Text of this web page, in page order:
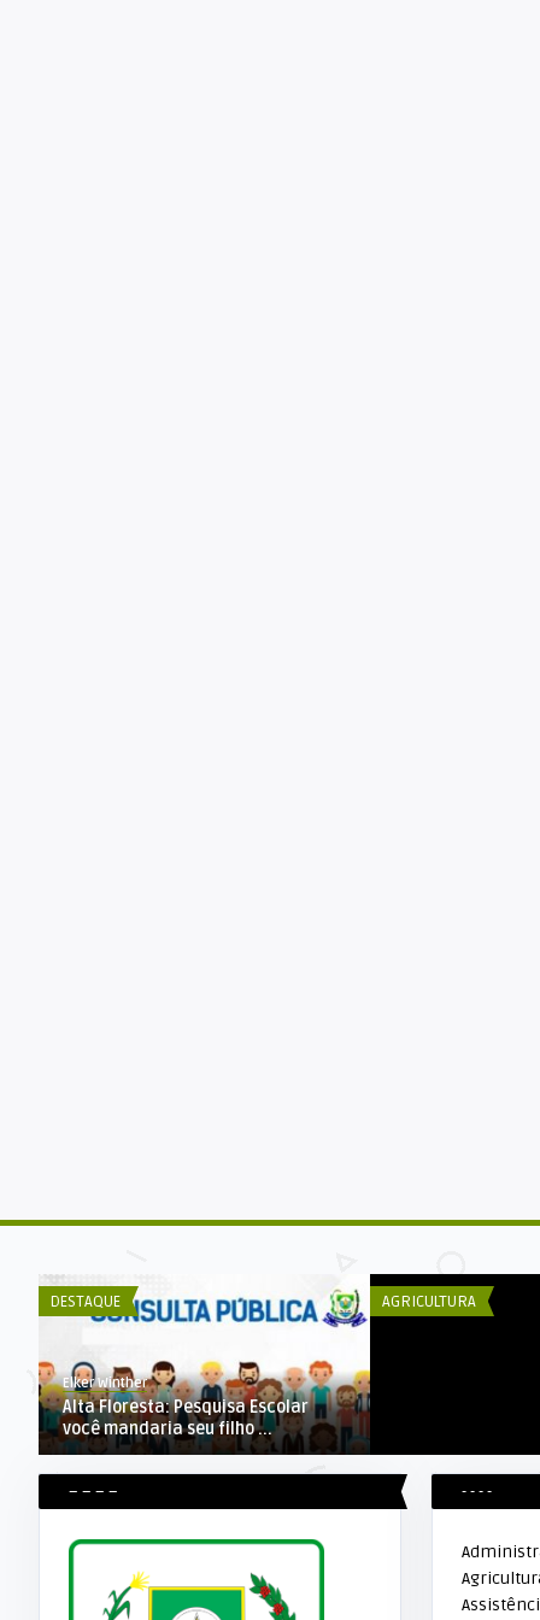
DESTAQUE
Elker Winther
Alta Floresta: Pesquisa Escolar
você mandaria seu filho ...
AGRICULTURA
Agroindústrias
– – – – - - - -